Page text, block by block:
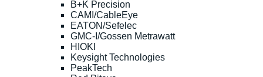
B+K Precision
CAMI/CableEye
EATON/Sefelec
GMC-I/Gossen Metrawatt
HIOKI
Keysight Technologies
PeakTech